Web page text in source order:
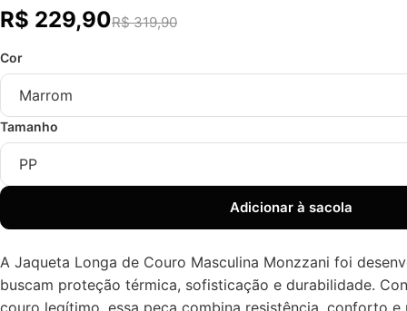
R$ 229,90R$ 319,90
Cor
Tamanho
Adicionar à sacola
A Jaqueta Longa de Couro Masculina Monzzani foi
buscam proteção térmica, sofisticação e durabilidade.